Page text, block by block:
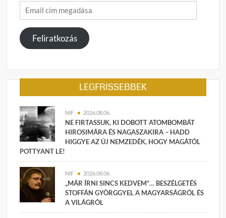
Email
cím
megadása
Feliratkozás
LEGFRISSEBBEK
NIF 2026.08.06.
NE FIRTASSUK, KI DOBOTT ATOMBOMBÁT
HIROSIMÁRA ÉS NAGASZAKIRA – HADD
HIGGYE AZ ÚJ NEMZEDÉK, HOGY MAGÁTÓL
POTTYANT LE!
NIF 2026.08.06.
„MÁR ÍRNI SINCS KEDVEM”… BESZÉLGETÉS
STOFFÁN GYÖRGGYEL A MAGYARSÁGRÓL ÉS
A VILÁGRÓL